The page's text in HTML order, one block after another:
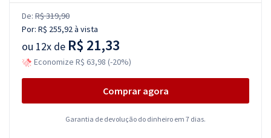
De: R$ 319,90
Por: R$ 255,92à vista
ou 12x de R$ 21,33
Economize R$ 63,98 (-20%)
Comprar agora
Garantia de devolução do dinheiro em 7 dias.